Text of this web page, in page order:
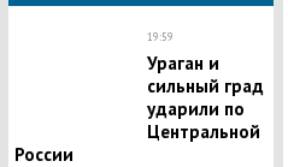
19:59
Ураган и
сильный град
ударили по
Центральной
России